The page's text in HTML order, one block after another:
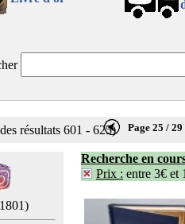
résultats 601 - 625) Page 25 / 29
Recherche en
Prix : entre 3€ et